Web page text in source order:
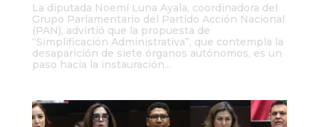
La diputada Noemí Luna Ayala, coordinadora del
Grupo Parlamentario del Partido Acción Nacional
(PAN), advirtió que la propuesta de
“Simplificación Administrativa”, que contempla la
desaparición de siete órganos autónomos, es un
paso hacia la instauración...